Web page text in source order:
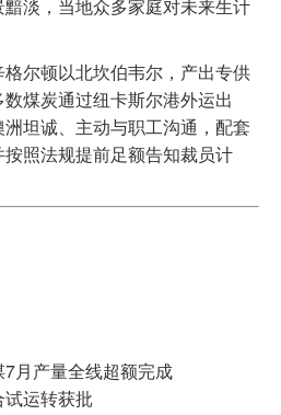
淡，当地众多家庭对未来生计
尔顿以北坎伯韦尔，产出专供
煤炭通过纽卡斯尔港外运出
坦诚、主动与职工沟通，配套
照法规提前足额告知裁员计
月产量全线超额完成
运转获批